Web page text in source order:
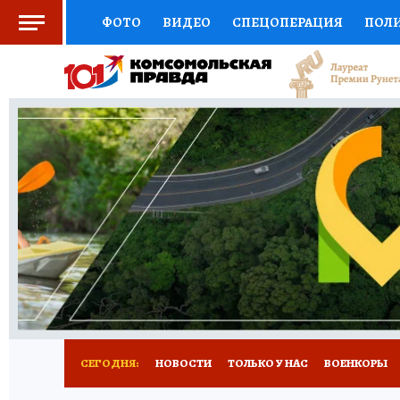
ФОТО ВИДЕО СПЕЦОПЕРАЦИЯ
СОЦПОДДЕРЖКА НАУКА СПОРТ
ВЫБОР ЭКСПЕРТОВ ДОКТОР
КНИЖНАЯ ПОЛКА ПРОГНОЗЫ НА СПОРТ
ПРЕСС-ЦЕНТР НЕДВИЖИМОСТЬ
РАДИО КП РЕКЛАМА ТЕСТЫ НОВОЕ
СЕГОДНЯ: НОВОСТИ ТОЛЬКО У НАС ВОЕНКОРЫ